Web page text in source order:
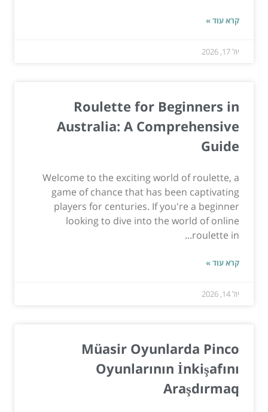
קרא עוד »
יול 17, 2026
Roulette for Beginners in
Australia: A Comprehensive
Guide
Welcome to the exciting world of roulette, a
game of chance that has been captivating
players for centuries. If you're a beginner
looking to dive into the world of online
roulette in...
קרא עוד »
יול 14, 2026
Müasir Oyunlarda Pinco
Oyunlarının İnkişafını
Araşdırmaq